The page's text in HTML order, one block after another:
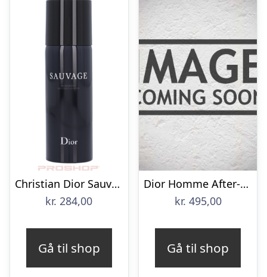
Christian Dior Sauvage
kr. 284,00
Gå til shop
Dior Homme After-Shave Lotion 100 ml
kr. 495,00
Gå til shop